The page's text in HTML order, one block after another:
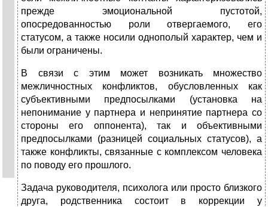
прежде эмоциональной пустотой,
опосредованностью роли отвергаемого, его
статусом, а также носили однополый характер, чем и
были ограничены.
В связи с этим может возникать множество
межличностных конфликтов, обусловленных как
субъективными предпосылками (установка на
непонимание у партнера и непринятие партнера со
стороны его оппонента), так и объективными
предпосылками (разницей социальных статусов), а
также конфликты, связанные с комплексом человека
по поводу его прошлого.
Задача руководителя, психолога или просто близкого
друга, родственника состоит в коррекции у